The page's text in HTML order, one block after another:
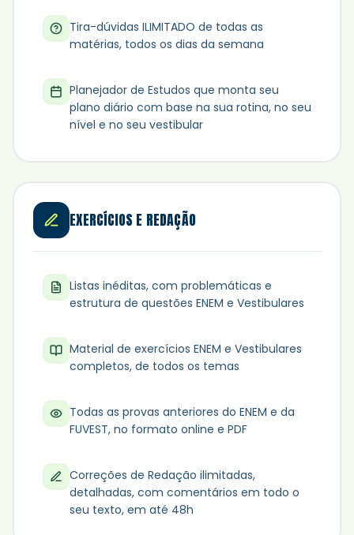
Tira-dúvidas ILIMITADO de todas as
matérias, todos os dias da semana
Planejador de Estudos que monta seu
plano diário com base na sua rotina, no seu
nível e no seu vestibular
EXERCÍCIOS E REDAÇÃO
Listas inéditas, com problemáticas e
estrutura de questões ENEM e Vestibulares
Material de exercícios ENEM e Vestibulares
completos, de todos os temas
Todas as provas anteriores do ENEM e da
FUVEST, no formato online e PDF
Correções de Redação ilimitadas,
detalhadas, com comentários em todo o
seu texto, em até 48h